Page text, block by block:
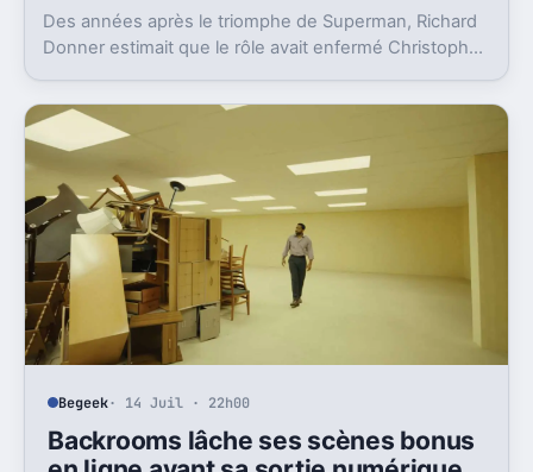
Des années après le triomphe de Superman, Richard
Donner estimait que le rôle avait enfermé Christopher
sortir.
Begeek· 14 Juil · 22h00
Backrooms lâche ses scènes bonus